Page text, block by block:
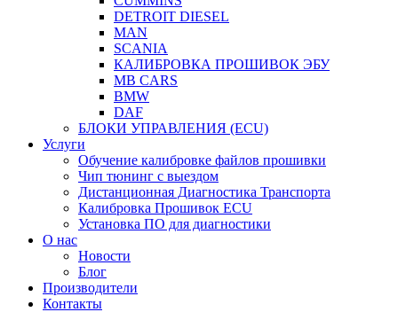
DETROIT DIESEL
MAN
SCANIA
КАЛИБРОВКА ПРОШИВОК ЭБУ
MB CARS
BMW
DAF
БЛОКИ УПРАВЛЕНИЯ (ECU)
Услуги
Обучение калибровке файлов прошивки
Чип тюнинг с выездом
Дистанционная Диагностика Транспорта
Калибровка Прошивок ECU
Установка ПО для диагностики
О нас
Новости
Блог
Производители
Контакты